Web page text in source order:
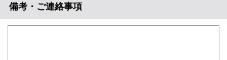
備考・ご連絡事項